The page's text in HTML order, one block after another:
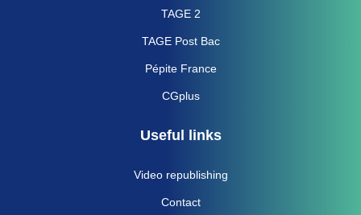
TAGE 2
TAGE Post Bac
Pépite France
CGplus
Useful links
Video republishing
Contact